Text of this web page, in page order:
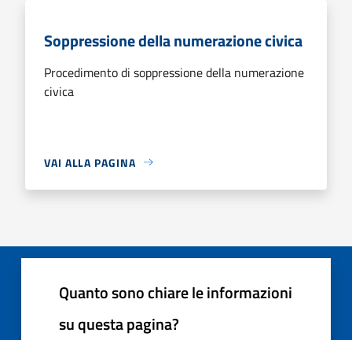
Soppressione della numerazione civica
Procedimento di soppressione della numerazione
civica
VAI ALLA PAGINA
Quanto sono chiare le informazioni
su questa pagina?